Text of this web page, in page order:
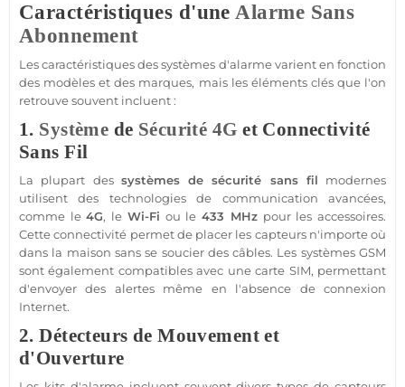
Caractéristiques d'uneAlarme Sans
Abonnement
Les caractéristiques des systèmes d'alarmevarient en fonction
des modèles et des marques, mais les éléments clés que l'on
retrouve souvent incluent :
1. Système de Sécurité 4G et Connectivité
Sans Fil
La plupart des systèmes desécurité sans fil modernes
utilisent des technologies de communication avancées,
comme le4G, le Wi-Fi ou le433 MHzpour lesaccessoires.
Cette connectivité permet de placer les capteurs n'importe où
dans la maison sans se soucier des câbles. Les systèmesGSM
sont également compatiblesavec unecarte SIM, permettant
d'envoyer des alertes même en l'absence de connexion
Internet.
2. Détecteurs de Mouvement et
d'Ouverture